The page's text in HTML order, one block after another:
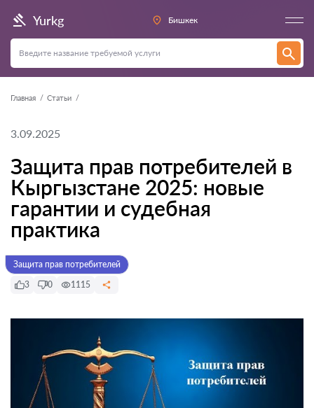
Yurkg Бишкек
Главная Статьи
3.09.2025
Защита прав потребителей в
Кыргызстане 2025: новые
гарантии и судебная
практика
Защита прав потребителей
3
0 1115